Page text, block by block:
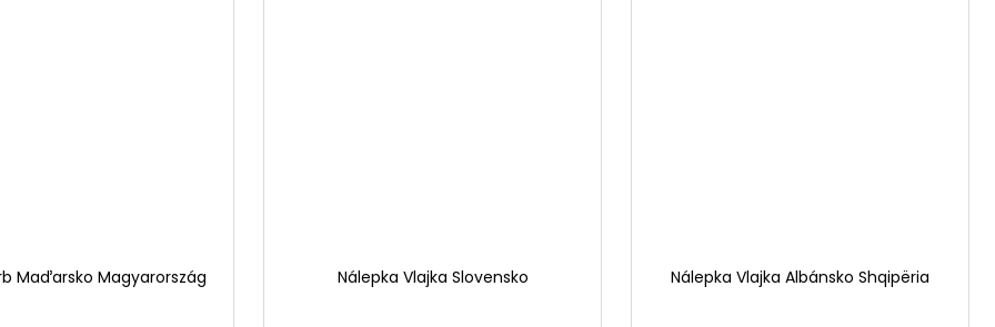
Maďarsko Magyarország Nálepka Vlajka Slovensko Nálepka Vlajka Albánsko Shqipëria